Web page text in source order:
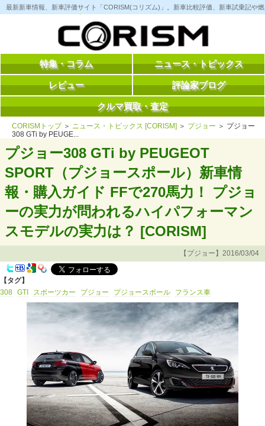
コ
ン
へ
最新新車情報、新車評価サイト「CORISM(コリズム)」。新車比較評価、新車試乗記や
特集・コラム ニュース・トピックス
レビュー 評論家ブログ
クルマ買取・査定
CORISMトップ＞ ニュース・トピックス [CORISM] ＞ プジョー ＞ プジョー
308 GTi by PEUGE...
プジョー308 GTi by PEUGEOT
SPORT（プジョースポール）新車情
報・購入ガイド FFで270馬力！ プジョ
ーの実力が問われるハイパフォーマン
スモデルの実力は？ [CORISM]
【プジョー】2016/03/04
【タグ】
308 GTI スポーツカー プジョー プジョースポール フランス車